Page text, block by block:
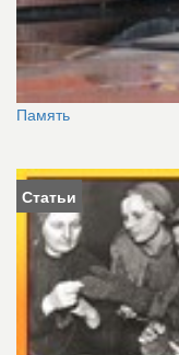
Память
Статьи